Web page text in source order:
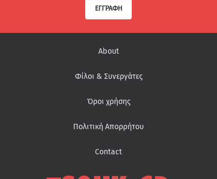
ΕΓΓΡΑΦΉ
About
Φίλοι & Συνεργάτες
Όροι χρήσης
Πολιτική Απορρήτου
Contact